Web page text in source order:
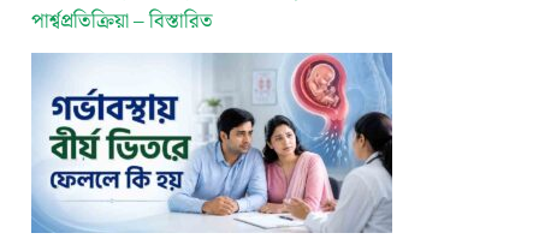
পার্শ্বপ্রতিক্রিয়া – বিস্তারিত